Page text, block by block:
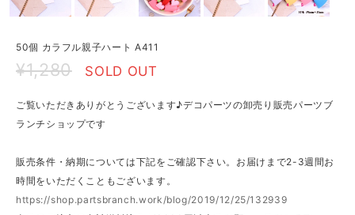
50個 カラフル親子ハート A411
¥1,280 SOLD OUT
ご覧いただきありがとうございます♪デコパーツの卸売り販売パーツブ
ランチショップです
販売条件・納期については下記をご確認下さい。お届けまで2-3週間お
時間をいただくこともございます。
https://shop.partsbranch.work/blog/2019/12/25/132939